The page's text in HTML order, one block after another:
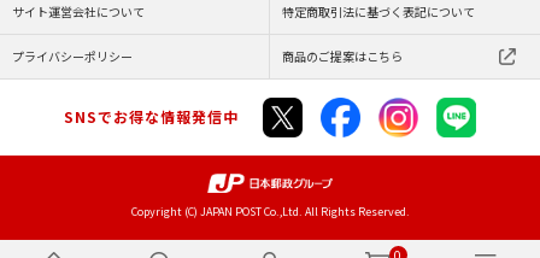
サイト運営会社について 特定商取引法に基づく表記について
プライバシーポリシー 商品のご提案はこちら
SNSでお得な情報発信中
Copyright (C) JAPAN POST Co.,Ltd. All Rights Reserved.